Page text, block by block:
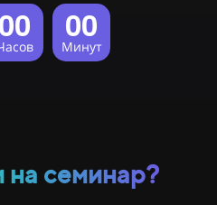
00 00
Минут
на семинар?